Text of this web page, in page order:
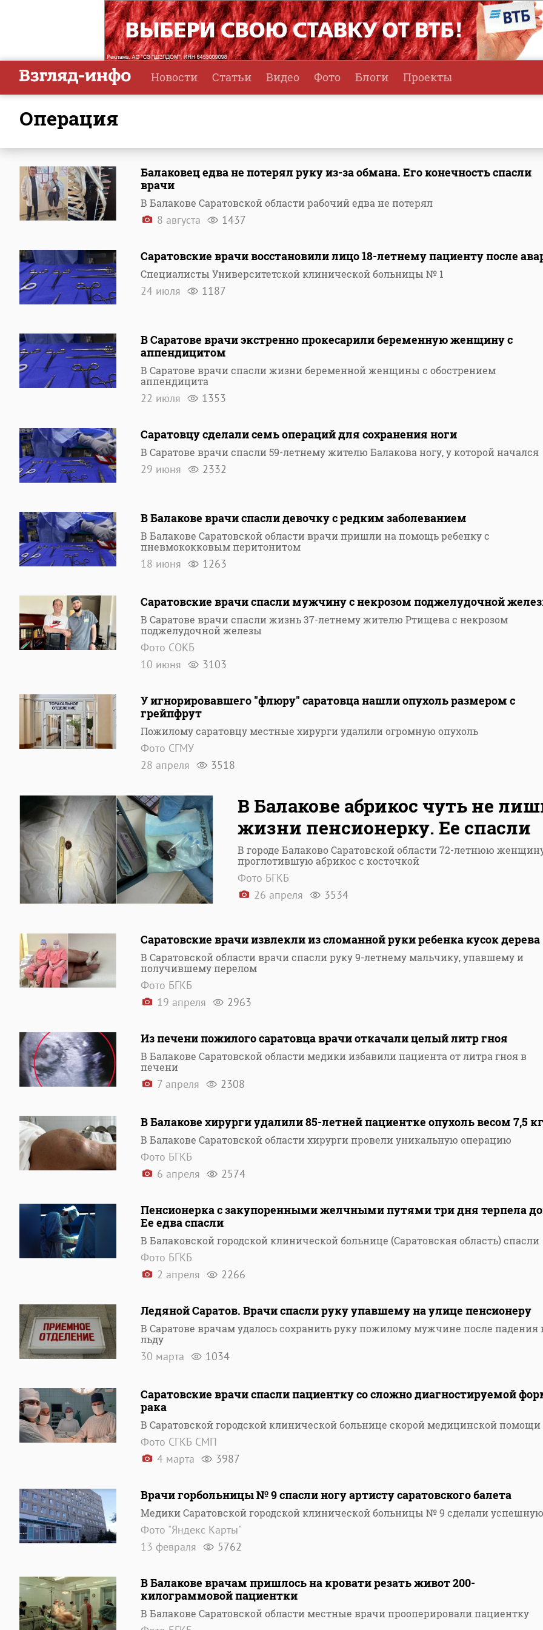
Новости Статьи Видео Фото Блоги Проекты
операция
Балаковец едва не потерял руку из-за обмана. Его конечность спасли
врачи
В Балакове Саратовской области рабочий едва не потерял
8 августа 1437
Саратовские врачи восстановили лицо 18-летнему пациенту после
Специалисты Университетской клинической больницы № 1
24 июля 1187
В Саратове врачи экстренно прокесарили беременную женщину с
аппендицитом
В Саратове врачи спасли жизни беременной женщины с обострением
аппендицита
22 июля 1353
Саратовцу сделали семь операций для сохранения ноги
В Саратове врачи спасли 59-летнему жителю Балакова ногу, у которой начался
29 июня 2332
В Балакове врачи спасли девочку с редким заболеванием
В Балакове Саратовской области врачи пришли на помощь ребенку с
пневмококковым перитонитом
18 июня 1263
Саратовские врачи спасли мужчину с некрозом поджелудочной
В Саратове врачи спасли жизнь 37-летнему жителю Ртищева с некрозом
поджелудочной железы
Фото СОКБ
10 июня
3103
У игнорировавшего "флюру" саратовца нашли опухоль размером с
грейпфрут
Пожилому саратовцу местные хирурги удалили огромную опухоль
Фото СГМУ
28 апреля
3518
В Балакове абрикос чуть не
жизни пенсионерку. Ее спасли
В городе Балаково Саратовской области 72-летнюю
проглотившую абрикос с косточкой
Фото БГКБ
26 апреля
3534
Саратовские врачи извлекли из сломанной руки ребенка кусок дерева
В Саратовской области врачи спасли руку 9-летнему мальчику, упавшему и
получившему перелом
Фото БГКБ
19 апреля
2963
Из печени пожилого саратовца врачи откачали целый литр гноя
В Балакове Саратовской области медики избавили пациента от литра гноя в
печени
7 апреля 2308
В Балакове хирурги удалили 85-летней пациентке опухоль весом 7,5 кг
В Балакове Саратовской области хирурги провели уникальную операцию
Фото БГКБ
6 апреля
2574
Пенсионерка с закупоренными желчными путями три дня терпела
Ее едва спасли
В Балаковской городской клинической больнице (Саратовская область) спасли
Фото БГКБ
2 апреля
2266
Ледяной Саратов. Врачи спасли руку упавшему на улице пенсионеру
В Саратове врачам удалось сохранить руку пожилому мужчине после падения
льду
30 марта 1034
Саратовские врачи спасли пациентку со сложно диагностируемой
рака
В Саратовской городской клинической больнице скорой медицинской помощи
Фото СГКБ СМП
4 марта
3987
Врачи горбольницы № 9 спасли ногу артисту саратовского балета
Медики Саратовской городской клинической больницы № 9 сделали успешную
Фото "Яндекс Карты"
13 февраля
5762
В Балакове врачам пришлось на кровати резать живот 200-
килограммовой пациентки
В Балакове Саратовской области местные врачи прооперировали пациентку